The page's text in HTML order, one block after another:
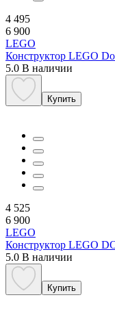
4 495
6 900
LEGO
Конструктор LEGO
5.0 В наличии
Купить
4 525
6 900
LEGO
Конструктор LEGO
5.0 В наличии
Купить